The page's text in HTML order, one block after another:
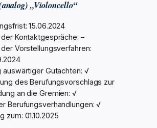
„Violoncello“
15.06.2024
Kontaktgespräche: –
Vorstellungsverfahren:
auswärtiger Gutachten: √
des Berufungsvorschlags zur
an die Gremien: √
Berufungsverhandlungen: √
zum: 01.10.2025